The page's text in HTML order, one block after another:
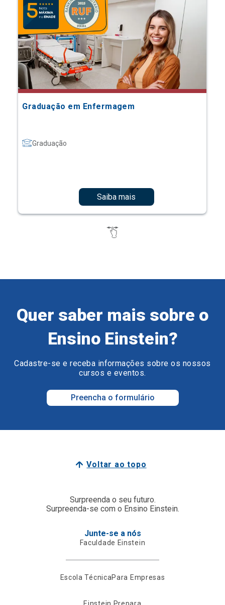
Graduação em Enfermagem
Graduação
Saiba mais
Quer saber mais sobre o
Ensino Einstein?
Cadastre-se e receba informações sobre os nossos
cursos e eventos.
Preencha o formulário
Voltar ao topo
Surpreenda o seu futuro.
Surpreenda-se com o Ensino Einstein.
Junte-se a nós
Faculdade Einstein
Escola TécnicaPara Empresas